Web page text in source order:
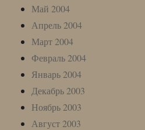
Май 2004
Апрель 2004
Март 2004
Февраль 2004
Январь 2004
Декабрь 2003
Ноябрь 2003
Август 2003